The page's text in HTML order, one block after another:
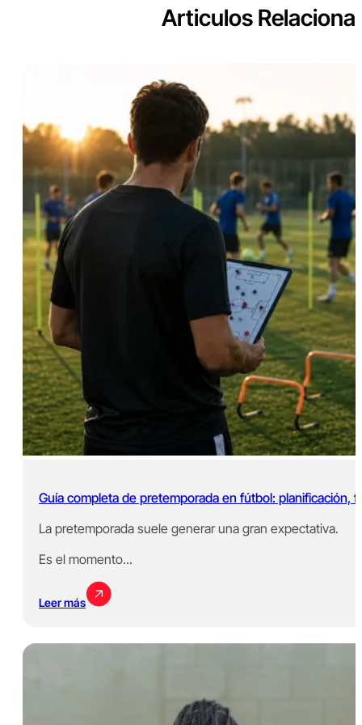
Articulos
Guía completa de pretemporada en fútbol: planificación,
La pretemporada suele generar una gran expectativa.
Es el momento...
Leer más